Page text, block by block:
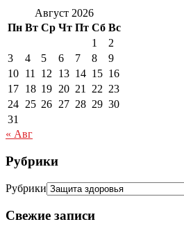
Август 2026
Пн Вт Ср Чт Пт Сб Вс
1
2
3
4 5 6 7 8
9
10 11 12 13 14 15 16
17 18 19 20 21 22 23
24 25 26 27 28 29 30
31
« Авг
Рубрики
Рубрики
Свежие записи